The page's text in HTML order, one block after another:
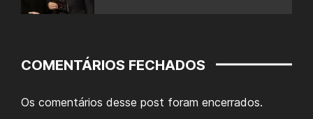
COMENTÁRIOS FECHADOS
Os comentários desse post foram encerrados.